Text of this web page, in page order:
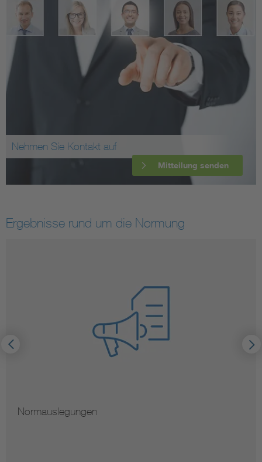
Nehmen Sie Kontakt auf
Mitteilung senden
Ergebnisse rund um die Normung
Normauslegungen